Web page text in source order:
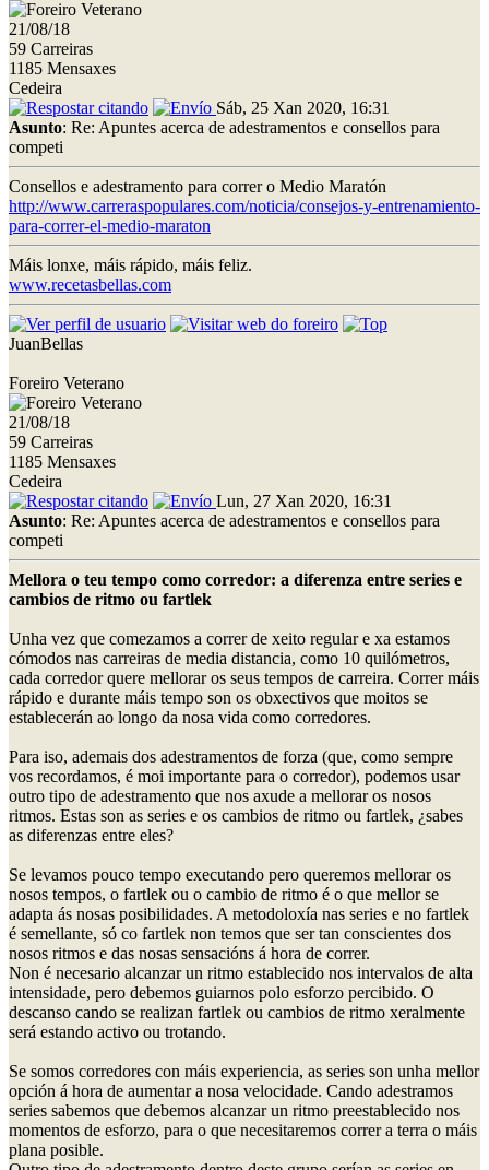
21/08/18
59 Carreiras
1185 Mensaxes
Cedeira
Sáb, 25 Xan 2020, 16:31
Asunto: Re: Apuntes acerca de adestramentos e consellos para
competi
Consellos e adestramento para correr o Medio Maratón
http://www.carreraspopulares.com/noticia/consejos-y-entrenamiento-
para-correr-el-medio-maraton
Máis lonxe, máis rápido, máis feliz.
www.recetasbellas.com
JuanBellas
Foreiro Veterano
21/08/18
59 Carreiras
1185 Mensaxes
Cedeira
Lun, 27 Xan 2020, 16:31
Asunto: Re: Apuntes acerca de adestramentos e consellos para
competi
Mellora o teu tempo como corredor: a diferenza entre series e
cambios de ritmo ou fartlek
Unha vez que comezamos a correr de xeito regular e xa estamos
cómodos nas carreiras de media distancia, como 10 quilómetros,
cada corredor quere mellorar os seus tempos de carreira. Correr máis
rápido e durante máis tempo son os obxectivos que moitos se
establecerán ao longo da nosa vida como corredores.
Para iso, ademais dos adestramentos de forza (que, como sempre
vos recordamos, é moi importante para o corredor), podemos usar
outro tipo de adestramento que nos axude a mellorar os nosos
ritmos. Estas son as series e os cambios de ritmo ou fartlek, ¿sabes
as diferenzas entre eles?
Se levamos pouco tempo executando pero queremos mellorar os
nosos tempos, o fartlek ou o cambio de ritmo é o que mellor se
adapta ás nosas posibilidades. A metodoloxía nas series e no fartlek
é semellante, só co fartlek non temos que ser tan conscientes dos
nosos ritmos e das nosas sensacións á hora de correr.
Non é necesario alcanzar un ritmo establecido nos intervalos de alta
intensidade, pero debemos guiarnos polo esforzo percibido. O
descanso cando se realizan fartlek ou cambios de ritmo xeralmente
será estando activo ou trotando.
Se somos corredores con máis experiencia, as series son unha mellor
opción á hora de aumentar a nosa velocidade. Cando adestramos
series sabemos que debemos alcanzar un ritmo preestablecido nos
momentos de esforzo, para o que necesitaremos correr a terra o máis
plana posible.